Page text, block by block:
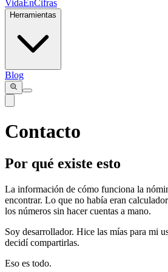
VidaEnCifras
Herramientas
Blog
Contacto
Por qué existe esto
La información de cómo funciona la
encontrar. Lo que no había eran
los números sin hacer cuentas a mano.
Soy desarrollador. Hice las mías para mi
decidí compartirlas.
Eso es todo.